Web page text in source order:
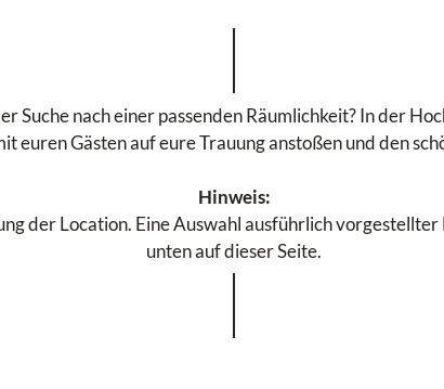
Suche nach einer passenden Räumlichkeit? In der
euren Gästen auf eure Trauung anstoßen und den
Hinweis:
der Location. Eine Auswahl ausführlich
unten auf dieser Seite.